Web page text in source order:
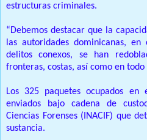
estructuras criminales.
“Debemos destacar que la
las autoridades dominicanas,
delitos conexos, se han
fronteras, costas, así como en
Los 325 paquetes ocupados en
enviados bajo cadena de
Ciencias Forenses (INACIF) que
sustancia.